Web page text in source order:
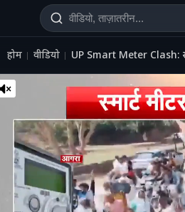
होम वीडियो UP Smart Meter Clash: